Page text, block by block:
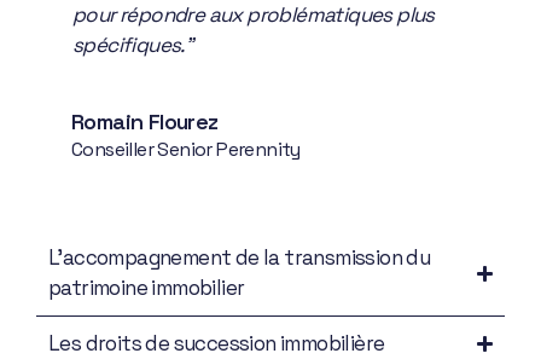
pour répondre aux problématiques plus
spécifiques.”
Romain Flourez
Conseiller Senior Perennity
L'accompagnement de la transmission du
patrimoine immobilier
Les droits de succession immobilière